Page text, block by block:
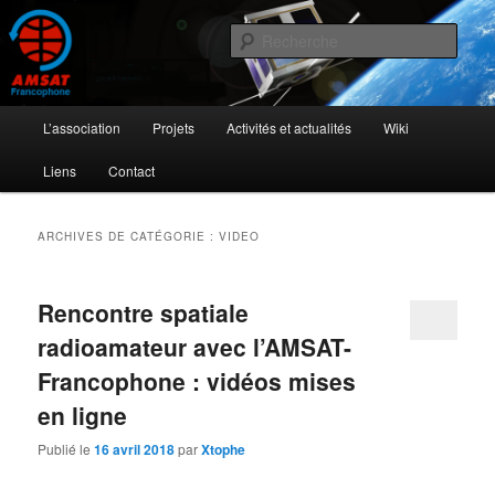
Aller
au
contenu
principal
Aller
au
contenu
secondaire
AMSAT Francophone
L'activité radioamateur par satellite
principal
L’association Projets Activités et actualités Wiki
Liens Contact
ARCHIVES DE CATÉGORIE :VIDEO
Rencontre spatiale
radioamateur avec l’AMSAT-
Francophone : vidéos mises
en ligne
Publié le16 avril 2018parXtophe